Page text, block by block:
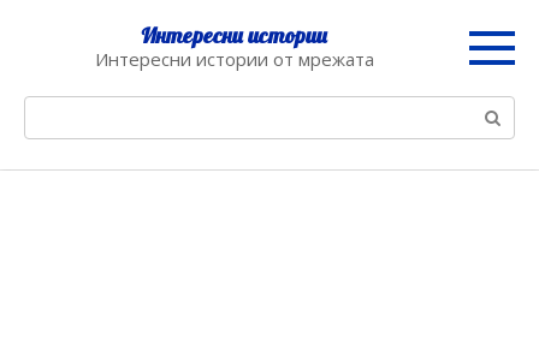
Интересни истории
Интересни истории от мрежата